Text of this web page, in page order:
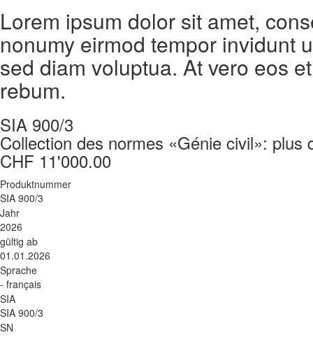
Lorem ipsum dolor sit amet,
nonumy eirmod tempor invidunt
sed diam voluptua. At vero eos
rebum.
SIA 900/3
Collection des normes «Génie civil»:
CHF 11'000.00
Produktnummer
SIA 900/3
Jahr
2026
gültig ab
01.01.2026
Sprache
- français
SIA
SIA 900/3
SN